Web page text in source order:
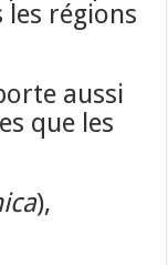
régions
aussi
que les
),